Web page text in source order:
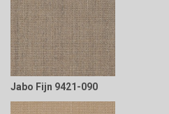
Jabo Fijn 9421-090